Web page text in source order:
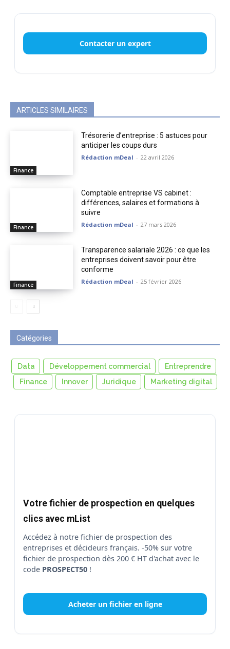
Contacter un expert
ARTICLES SIMILAIRES
Finance
Trésorerie d’entreprise : 5 astuces pour
anticiper les coups durs
Rédaction mDeal - 22 avril 2026
Finance
Comptable entreprise VS cabinet :
différences, salaires et formations à
suivre
Rédaction mDeal - 27 mars 2026
Finance
Transparence salariale 2026 : ce que les
entreprises doivent savoir pour être
conforme
Rédaction mDeal - 25 février 2026
Catégories
Data Développement commercial
Entreprendre
Finance
Innover Juridique Marketing digital
Votre fichier de prospection en quelques
clics avec mList
Accédez à notre fichier de prospection des
entreprises et décideurs français. -50% sur votre
fichier de prospection dès 200 € HT d'achat avec le
code PROSPECT50 !
Acheter un fichier en ligne